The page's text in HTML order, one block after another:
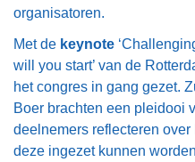
organisatoren.
Met de keynote
will you start’ van de
het congres in gang gezet.
Boer brachten een pleidooi
deelnemers reflecteren
deze ingezet kunnen